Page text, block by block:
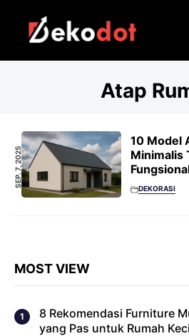
content
Atap
SEP. 7, 2025
10 Model
Minimalis
DEKORASI
MOST VIEW
8 Rekomendasi Furniture
yang Pas untuk Rumah